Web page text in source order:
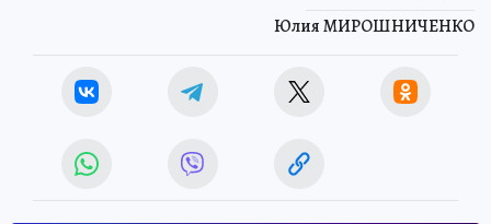
Юлия МИРОШНИЧЕНКО